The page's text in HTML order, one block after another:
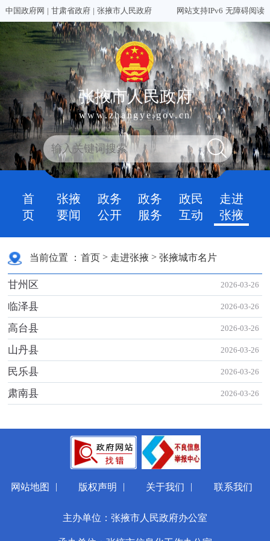
中国政府网 | 甘肃省政府 | 张掖市人民政府 网站支持IPv6 无障碍阅读
张掖市人民政府
www.zhangye.gov.cn
首
页
张掖
要闻
政务
公开
政务
服务
政民
互动
走进
张掖
当前位置 ： 首页 > 走进张掖 >张掖城市名片
甘州区 2026-03-26
临泽县 2026-03-26
高台县 2026-03-26
山丹县 2026-03-26
民乐县 2026-03-26
肃南县 2026-03-26
网站地图 | 版权声明 | 关于我们 | 联系我们
主办单位：张掖市人民政府办公室